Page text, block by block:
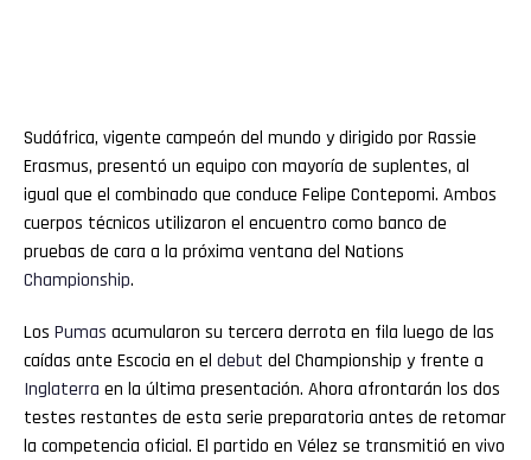
Sudáfrica, vigente campeón del mundo y dirigido por Rassie
Erasmus, presentó un equipo con mayoría de suplentes, al
igual que el combinado que conduce Felipe Contepomi. Ambos
cuerpos técnicos utilizaron el encuentro como banco de
pruebas de cara a la próxima ventana del Nations
Championship.
Los Pumas acumularon su tercera derrota en fila luego de las
caídas ante Escocia en el debut del Championship y frente a
Inglaterra en la última presentación. Ahora afrontarán los dos
testes restantes de esta serie preparatoria antes de retomar
la competencia oficial. El partido en Vélez se transmitió en vivo